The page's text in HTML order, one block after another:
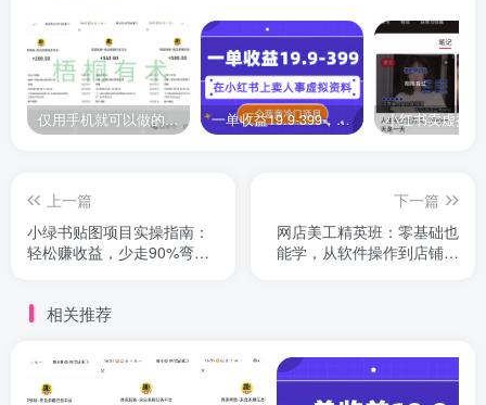
仅用手机就可以做的小项目，当天就能见钱，每天100-300 一单收益19.9-399，一个蓝海冷门项目，在小红书上卖人事虚拟资料
上一篇
小绿书贴图项目实操指南：
轻松赚收益，少走90%弯路
下一篇
网店美工精英班：零基础也
能学，从软件操作到店铺装
相关推荐